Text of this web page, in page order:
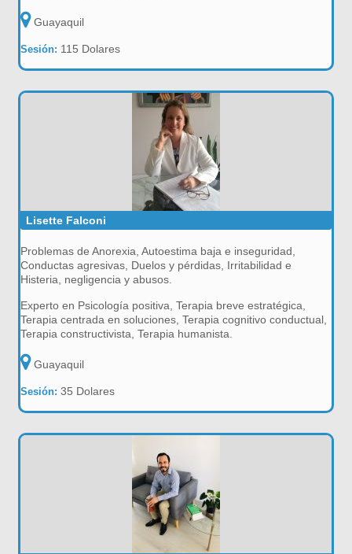
Guayaquil
Sesión: 115 Dolares
Lisette Falconi
Problemas de Anorexia, Autoestima baja e inseguridad,
Conductas agresivas, Duelos y pérdidas, Irritabilidad e
Histeria, negligencia y abusos.
Experto en Psicología positiva, Terapia breve estratégica,
Terapia centrada en soluciones, Terapia cognitivo conductual,
Terapia constructivista, Terapia humanista.
Guayaquil
Sesión:35 Dolares